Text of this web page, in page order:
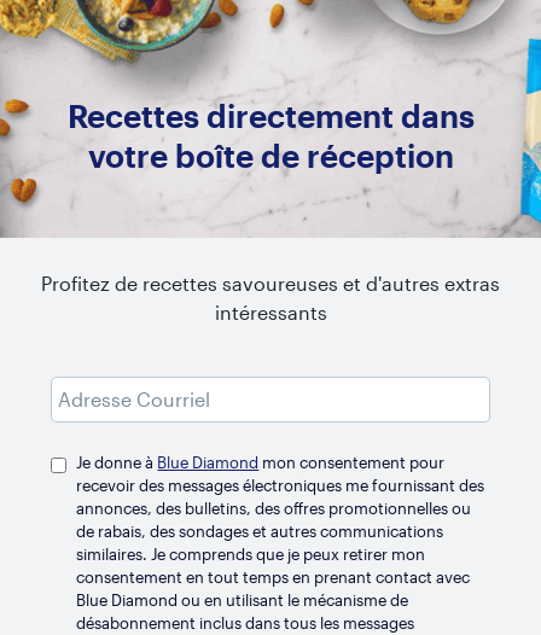
LONGUE CONSERVATION
Vanille non sucré
Recettes directement dans
votre boîte de réception
Profitez de recettes savoureuses et d'autres extras
intéressants
Je donne à Blue Diamond mon consentement pour
recevoir des messages électroniques me fournissant des
annonces, des bulletins, des offres promotionnelles ou
de rabais, des sondages et autres communications
similaires. Je comprends que je peux retirer mon
consentement en tout temps en prenant contact avec
Blue Diamond ou en utilisant le mécanisme de
désabonnement inclus dans tous les messages